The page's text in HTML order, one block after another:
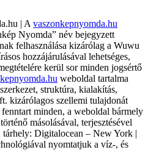
| A vaszonkepnyomda.hu
Nyomda” név bejegyzett
felhasználása kizárólag a Wuwu
hozzájárulásával lehetséges,
kerül sor minden jogsértő
weboldal tartalma
struktúra, kialakítás,
kizárólagos szellemi tulajdonát
minden, a weboldal bármely
másolásával, terjesztésével
tárhely: Digitalocean – New York |
nyomtatjuk a víz-, és